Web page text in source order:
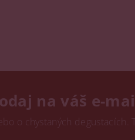
na váš e-
o chystaných degustacích.